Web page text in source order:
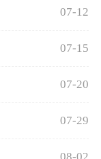
07-12
07-15
07-20
07-29
08-02